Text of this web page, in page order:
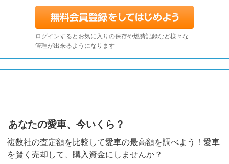
ログインするとお気に入りの保存や燃費記録など様々な
管理が出来るようになります
あなたの愛車、今いくら？
複数社の査定額を比較して愛車の最高額を調べよう！愛車
を賢く売却して、購入資金にしませんか？